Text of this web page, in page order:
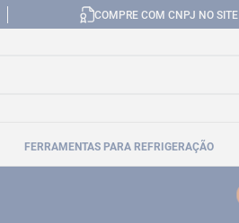
COMPRE COM CNPJ NO SITE
FERRAMENTAS PARA REFRIGERAÇÃO